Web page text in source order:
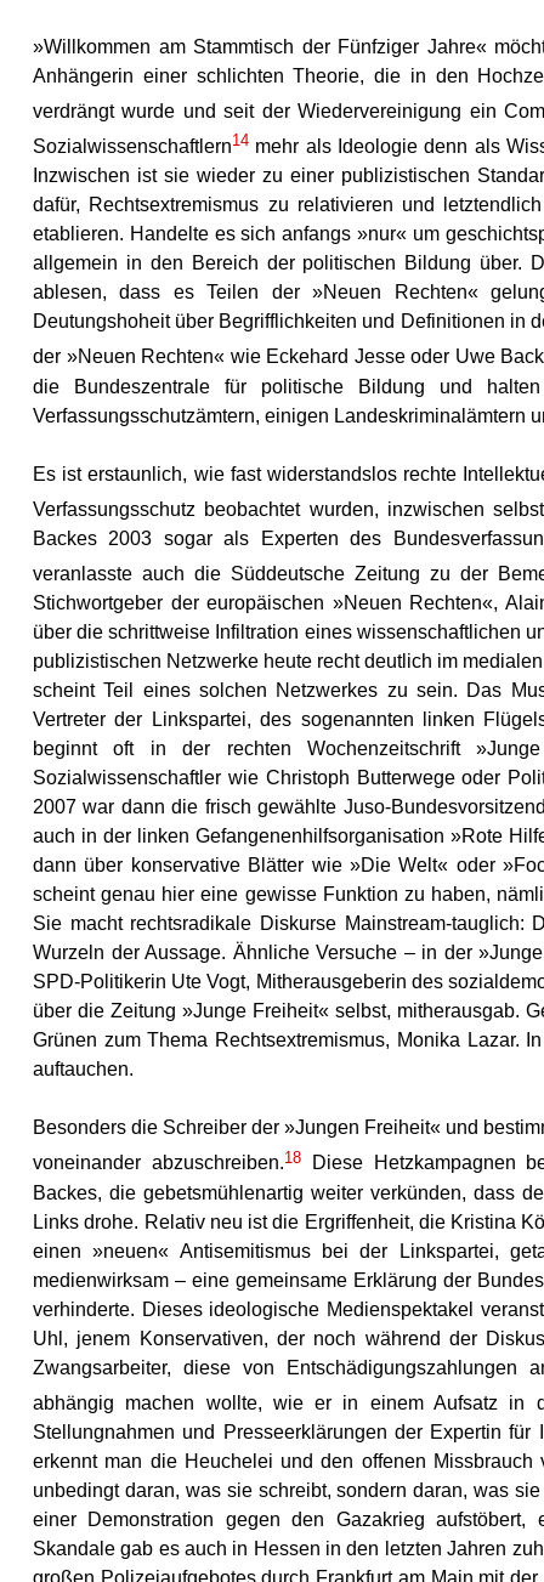
»Willkommen am Stammtisch der Fünfziger Jahre«
Anhängerin einer schlichten Theorie, die in den
verdrängt wurde und seit der Wiedervereinigung ein
Sozialwissenschaftlern14 mehr als Ideologie denn als
Inzwischen ist sie wieder zu einer publizistischen
dafür, Rechtsextremismus zu relativieren und
etablieren. Handelte es sich anfangs »nur« um
allgemein in den Bereich der politischen Bildung über.
ablesen, dass es Teilen der »Neuen Rechten«
Deutungshoheit über Begrifflichkeiten und Definitionen in
der »Neuen Rechten« wie Eckehard Jesse oder Uwe
die Bundeszentrale für politische Bildung und
Verfassungsschutzämtern, einigen Landeskriminalämtern
Es ist erstaunlich, wie fast widerstandslos rechte
Verfassungsschutz beobachtet wurden, inzwischen
Backes 2003 sogar als Experten des
veranlasste auch die Süddeutsche Zeitung zu der
Stichwortgeber der europäischen »Neuen Rechten«,
über die schrittweise Infiltration eines wissenschaftlichen
publizistischen Netzwerke heute recht deutlich im
scheint Teil eines solchen Netzwerkes zu sein. Das
Vertreter der Linkspartei, des sogenannten linken
beginnt oft in der rechten Wochenzeitschrift
Sozialwissenschaftler wie Christoph Butterwege oder
2007 war dann die frisch gewählte Juso-
auch in der linken Gefangenenhilfsorganisation »Rote
dann über konservative Blätter wie »Die Welt« oder
scheint genau hier eine gewisse Funktion zu haben,
Sie macht rechtsradikale Diskurse Mainstream-
Wurzeln der Aussage. Ähnliche Versuche – in der
SPD-Politikerin Ute Vogt, Mitherausgeberin des
über die Zeitung »Junge Freiheit« selbst, mitherausgab.
Grünen zum Thema Rechtsextremismus, Monika Lazar.
auftauchen.
Besonders die Schreiber der »Jungen Freiheit« und
voneinander abzuschreiben.18Diese Hetzkampagnen
Backes, die gebetsmühlenartig weiter verkünden, dass
Links drohe. Relativ neu ist die Ergriffenheit, die Kristina
einen »neuen« Antisemitismus bei der Linkspartei,
medienwirksam – eine gemeinsame Erklärung der
verhinderte. Dieses ideologische Medienspektakel
Uhl, jenem Konservativen, der noch während der
Zwangsarbeiter, diese von Entschädigungszahlungen
abhängig machen wollte, wie er in einem Aufsatz in
Stellungnahmen und Presseerklärungen der Expertin
erkennt man die Heuchelei und den offenen
unbedingt daran, was sie schreibt, sondern daran, was
einer Demonstration gegen den Gazakrieg
Skandale gab es auch in Hessen in den letzten Jahren
großen Polizeiaufgebotes durch Frankfurt am Main mit